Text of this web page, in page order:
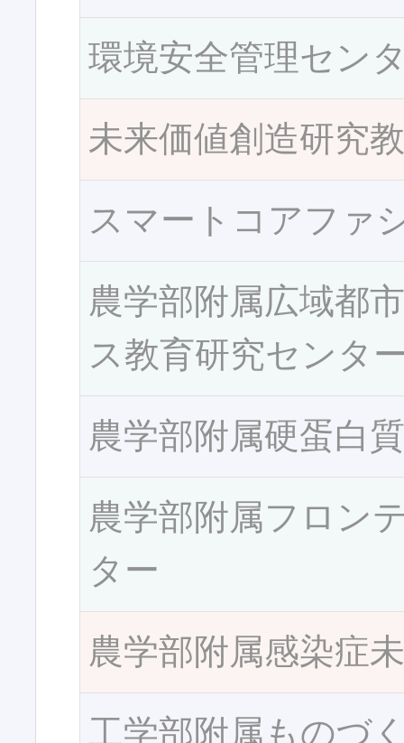
環境安全管理セン
未来価値創造研究
スマートコアファ
農学部附属広域都
ス教育研究センタ
農学部附属硬蛋白
農学部附属フロン
ター
農学部附属感染症
工学部附属ものづ